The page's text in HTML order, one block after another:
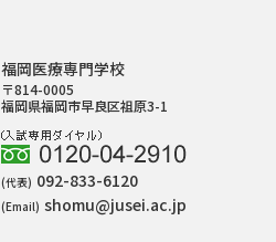
福岡医療専門学校
〒814-0005
福岡県福岡市早良区祖原3-1
(代表) 092-833-6120
(Email) shomu@jusei.ac.jp